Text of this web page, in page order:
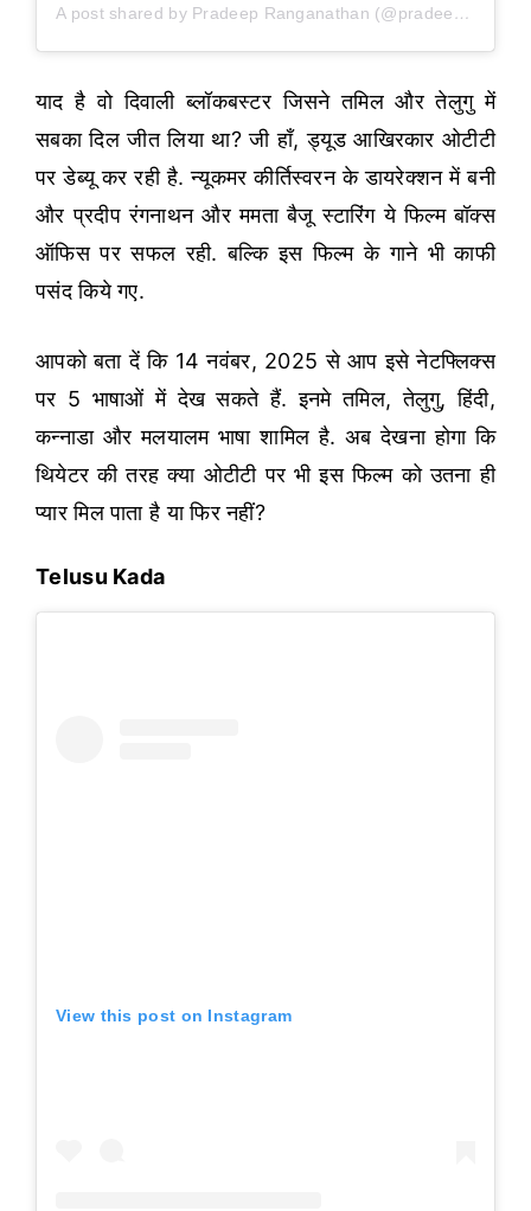
A post shared by Pradeep Ranganathan (@pradeep_ranganathan)
याद है वो दिवाली ब्लॉकबस्टर जिसने तमिल और तेलुगु में
सबका दिल जीत लिया था? जी हाँ, ड्यूड आखिरकार ओटीटी
पर डेब्यू कर रही है. न्यूकमर कीर्तिस्वरन के डायरेक्शन में बनी
और प्रदीप रंगनाथन और ममता बैजू स्टारिंग ये फिल्म बॉक्स
ऑफिस पर सफल रही. बल्कि इस फिल्म के गाने भी काफी
पसंद किये गए.
आपको बता दें कि 14 नवंबर, 2025 से आप इसे नेटफ्लिक्स
पर 5 भाषाओं में देख सकते हैं. इनमे तमिल, तेलुगु, हिंदी,
कन्नाडा और मलयालम भाषा शामिल है. अब देखना होगा कि
थियेटर की तरह क्या ओटीटी पर भी इस फिल्म को उतना ही
प्यार मिल पाता है या फिर नहीं?
Telusu Kada
View this post on Instagram